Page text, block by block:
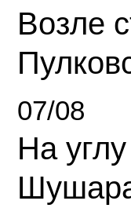
Возле
07/08
На